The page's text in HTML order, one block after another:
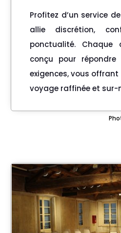
Profitez d’un service
allie discrétion,
ponctualité. Chaque
conçu pour
exigences, vous offrant
voyage raffinée et sur-